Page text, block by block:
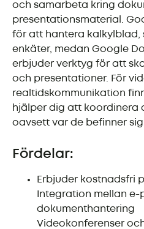
och samarbeta kring
presentationsmaterial.
för att hantera kalkylblad,
enkäter, medan Google
erbjuder verktyg för att
och presentationer. För
realtidskommunikation
hjälper dig att koordinera
oavsett var de befinner
Fördelar:
Erbjuder kostnadsfri
Integration mellan
dokumenthantering
Videokonferenser